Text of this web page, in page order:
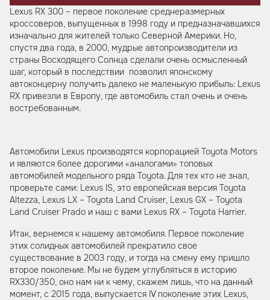
Lexus RX 300 – первое поколение среднеразмерных
кроссоверов, выпущенных в 1998 году и предназначавшихся
изначально для жителей только Северной Америки. Но,
спустя два года, в 2000, мудрые автопроизводители из
страны Восходящего Солнца сделали очень осмысленный
шаг, который в последствии позволил японскому
автоконцерну получить далеко не маленькую прибыль: Lexus
RX привезли в Европу, где автомобиль стал очень и очень
востребованным.
Автомобили Lexus производятся корпорацией Toyota Motors
и являются более дорогими «аналогами» топовых
автомобилей модельного ряда Toyota. Для тех кто не знал,
проверьте сами: Lexus IS, это европейская версия Toyota
Altezza, Lexus LX – Toyota Land Cruiser, Lexus GX – Toyota
Land Cruiser Prado и наш с вами Lexus RX – Toyota Harrier.
Итак, вернемся к нашему автомобиля. Первое поколение
этих солидных автомобилей прекратило свое
существование в 2003 году, и тогда на смену ему пришло
второе поколение. Мы не будем углубляться в историю
RX330/350, оно нам ни к чему, скажем лишь, что на данный
момент, с 2015 года, выпускается IV поколение этих Lexus,